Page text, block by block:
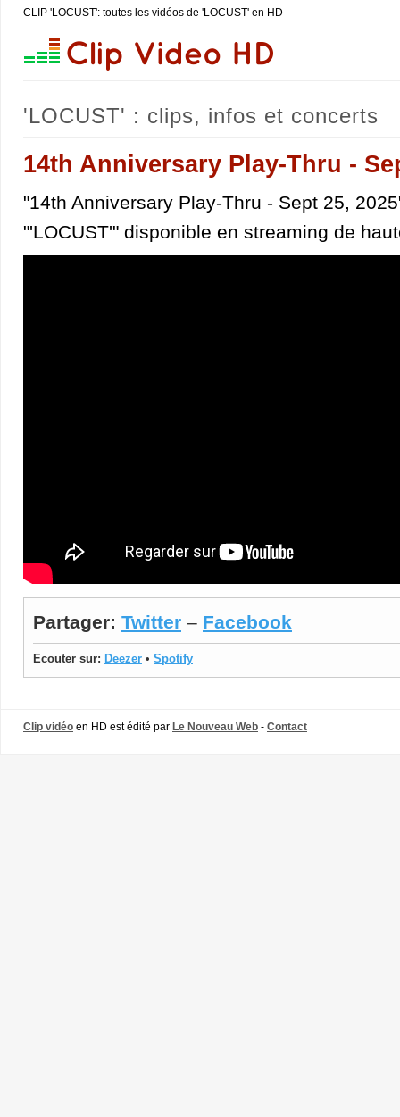
CLIP 'LOCUST': toutes les vidéos de 'LOCUST' en HD
'LOCUST' : clips, infos et concerts
14th Anniversary Play-Thru -
"14th Anniversary Play-Thru - Sept 25,
"'LOCUST'" disponible en streaming de
Partager: Twitter – Facebook
Ecouter sur: Deezer • Spotify
Clip vidéo en HD est édité par Le Nouveau Web - Contact